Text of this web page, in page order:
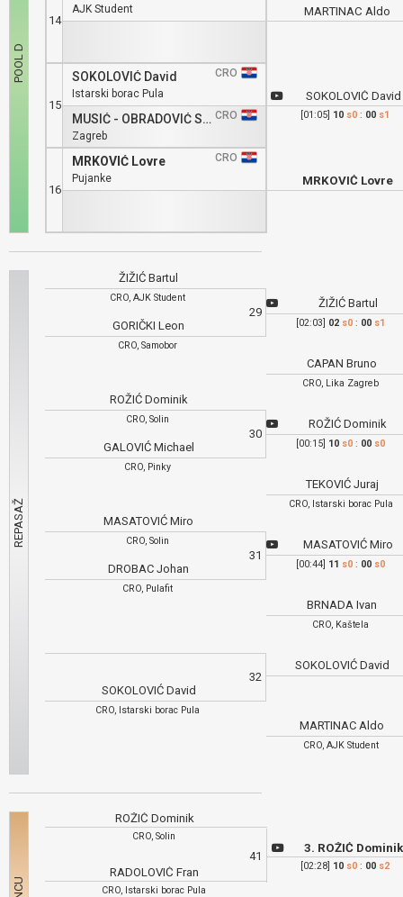
14
AJK Student
15
SOKOLOVIĆ David
CRO
Istarski borac Pula
MUSIĆ - OBRADOVIĆ Sven CRO
Zagreb
16
MRKOVIĆ Lovre
CRO
Pujanke
MARTINAC Aldo
SOKOLOVIĆ David
[01:05] 10 s0 : 00 s1
MRKOVIĆ Lovre
29
ŽIŽIĆ Bartul
CRO, AJK Student
GORIČKI Leon
CRO, Samobor
30
ROŽIĆ Dominik
CRO, Solin
GALOVIĆ Michael
CRO, Pinky
31
MASATOVIĆ Miro
CRO, Solin
DROBAC Johan
CRO, Pulafit
32
SOKOLOVIĆ David
CRO, Istarski borac Pula
ŽIŽIĆ Bartul
[02:03] 02 s0 : 00 s1
CAPAN Bruno
CRO, Lika Zagreb
ROŽIĆ Dominik
[00:15] 10 s0 : 00 s0
TEKOVIĆ Juraj
CRO, Istarski borac Pula
MASATOVIĆ Miro
[00:44] 11 s0 : 00 s0
BRNADA Ivan
CRO, Kaštela
SOKOLOVIĆ David
MARTINAC Aldo
CRO, AJK Student
ROŽIĆ Dominik
CRO, Solin
RADOLOVIĆ Fran
CRO, Istarski borac Pula
41
3. ROŽIĆ
[02:28] 10 s0: 00 s2